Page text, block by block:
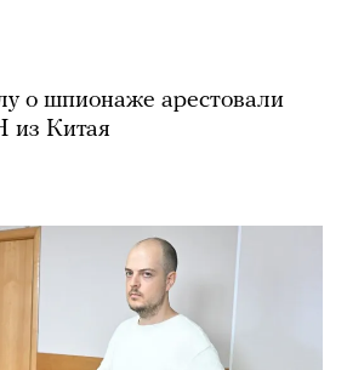
о шпионаже арестовали
из Китая